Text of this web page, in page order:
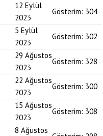
12 Eylül
2023
Gösterim: 304
5 Eylül
2023
Gösterim: 302
29 Ağustos
2023
Gösterim: 328
22 Ağustos
2023
Gösterim: 300
15 Ağustos
2023
Gösterim: 308
8 Ağustos